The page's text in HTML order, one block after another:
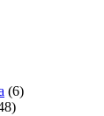
(6)